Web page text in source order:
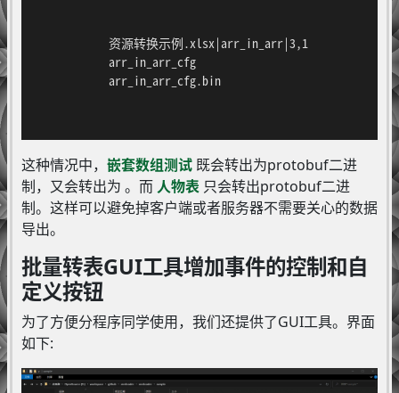
            资源转换示例.xlsx|arr_in_arr|3,1
            arr_in_arr_cfg
            arr_in_arr_cfg.bin
这种情况中， 嵌套数组测试既会转出为protobuf二进
制，又会转出为 。而 人物表只会转出protobuf二进
制。这样可以避免掉客户端或者服务器不需要关心的数据
导出。
批量转表GUI工具增加事件的控制和自
定义按钮
为了方便分程序同学使用，我们还提供了GUI工具。界面
如下: